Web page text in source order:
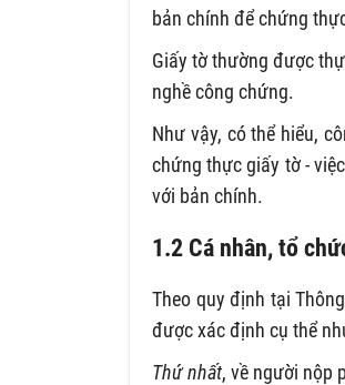
bản chính để chứng
Giấy tờ thường được
nghề công chứng.
Như vậy, có thể hiểu,
chứng thực giấy tờ -
với bản chính.
1.2 Cá nhân, tổ
Theo quy định tại
được xác định cụ thể
Thứ nhất, về người nộp